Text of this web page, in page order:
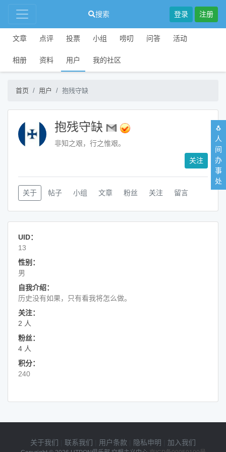
搜索 登录 注册
文章 点评 投票 小组 唠叨 问答 活动
相册 资料 用户 我的社区
首页 用户 抱残守缺
抱残守缺
非知之艰，行之惟艰。
关注
关于 帖子 小组 文章 粉丝 关注 留言
UID：
13
性别：
男
自我介绍：
历史没有如果，只有看我将怎么做。
关注：
2 人
粉丝：
4 人
积分：
240
关于我们 联系我们 用户条款 隐私申明 加入我们
🐧
人
间
办
事
处